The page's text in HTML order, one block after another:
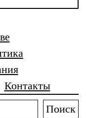
Контакты
Поиск